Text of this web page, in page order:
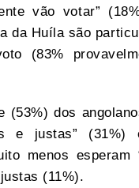
vão votar”
da Huíla são
(83%
(53%) dos
e justas”
menos esperam
(11%).